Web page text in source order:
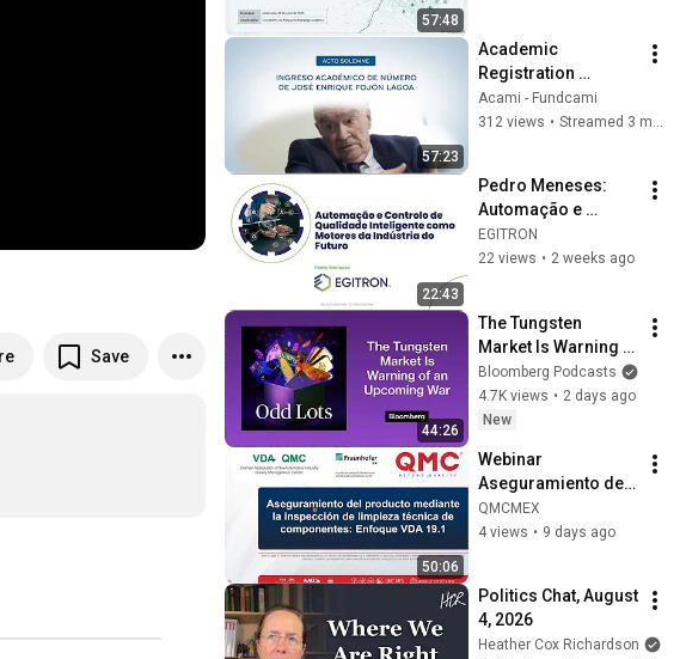
Save
57:48
57:23
Academic
Registration
Number of José
Enrique Fojón
Acami - Fundcami
312 views • Streamed 3 months ago
22:43
Pedro Meneses:
Automação e
controlo de
Qualidade
Indústria do Futuro
EGITRON
22 views • 2 weeks ago
44:26
The Tungsten
Market Is Warning
of an Upcoming War
| Odd Lots
Bloomberg Podcasts
4.7K views • 2 days ago
New
50:06
Webinar
Aseguramiento del
producto mediante
la inspección de
VDA19.1
QMCMEX
4 views • 9 days ago
Politics Chat, August
4, 2026
Heather Cox Richardson